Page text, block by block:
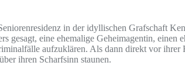
in der idyllischen Grafschaft
gesagt, eine ehemalige Geheimagentin,
aufzuklären. Als dann direkt vor
ihren Scharfsinn staunen.